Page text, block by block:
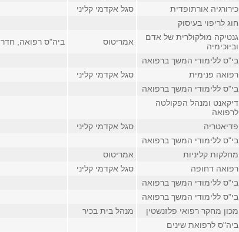
כירורגיה אורתופדית
סגל אקדמי קליני
חוג לריפוי בעיסוק
גנטיקה מולקולרית של אדם
וביוכימיה
אמריטוס ביה"ס רפואה, חדר 1007
בי"ס ללימודי המשך ברפואה
רפואה פנימית סגל אקדמי קליני
בי"ס ללימודי המשך ברפואה
דיקאנט ומנהל הפקולטה
לרפואה
פדיאטריה
סגל אקדמי קליני
בי"ס ללימודי המשך ברפואה
מחלקות קליניות אמריטוס
רפואה דחופה
סגל אקדמי קליני
בי"ס ללימודי המשך ברפואה
בי"ס ללימודי המשך ברפואה
מכון מחקר רפואי פלזנשטין
מנהל בית בכיר
ביה"ס לרפואת שינים